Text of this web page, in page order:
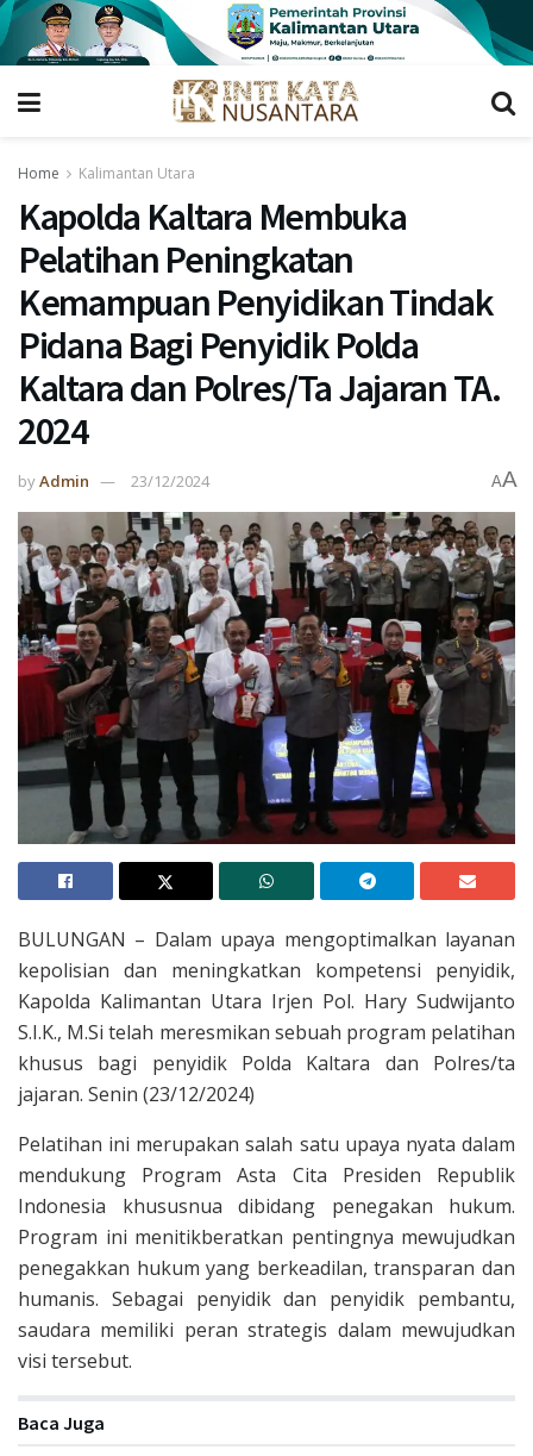
Home Kalimantan Utara
Kapolda Kaltara Membuka
Pelatihan Peningkatan
Kemampuan Penyidikan Tindak
Pidana Bagi Penyidik Polda
Kaltara dan Polres/Ta Jajaran TA.
2024
byAdmin 23/12/2024 AA
BULUNGAN – Dalam upaya mengoptimalkan layanan
kepolisian dan meningkatkan kompetensi penyidik,
Kapolda Kalimantan Utara Irjen Pol. Hary Sudwijanto
S.I.K., M.Si telah meresmikan sebuah program pelatihan
khusus bagi penyidik Polda Kaltara dan Polres/ta
jajaran. Senin (23/12/2024)
Pelatihan ini merupakan salah satu upaya nyata dalam
mendukung Program Asta Cita Presiden Republik
Indonesia khususnua dibidang penegakan hukum.
Program ini menitikberatkan pentingnya mewujudkan
penegakkan hukum yang berkeadilan, transparan dan
humanis. Sebagai penyidik dan penyidik pembantu,
saudara memiliki peran strategis dalam mewujudkan
visi tersebut.
Baca Juga